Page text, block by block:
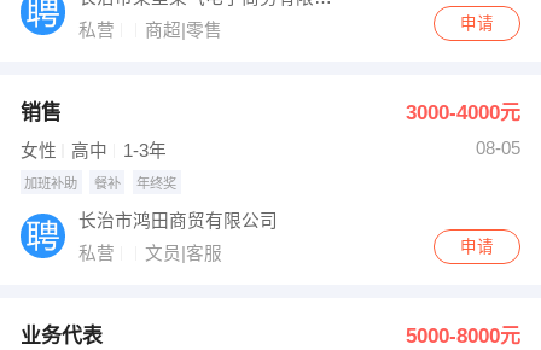
私营
商超|零售 申请
销售 3000-4000元
女性 高中 1-3年 08-05
加班补助 餐补 年终奖
长治市鸿田商贸有限公司
私营
文员|客服 申请
业务代表 5000-8000元